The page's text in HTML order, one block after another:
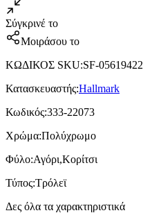
Σύγκρινέ το
Μοιράσου το
ΚΩΔΙΚΟΣ SKU:SF-05619422
Κατασκευαστής:Hallmark
Κωδικός:333-22073
Χρώμα:Πολύχρωμο
Φύλο:Αγόρι,Κορίτσι
Τύπος:Τρόλεϊ
Δες όλα τα χαρακτηριστικά